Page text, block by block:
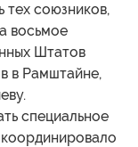
тех союзников,
восьмое
Штатов
в Рамштайне,
специальное